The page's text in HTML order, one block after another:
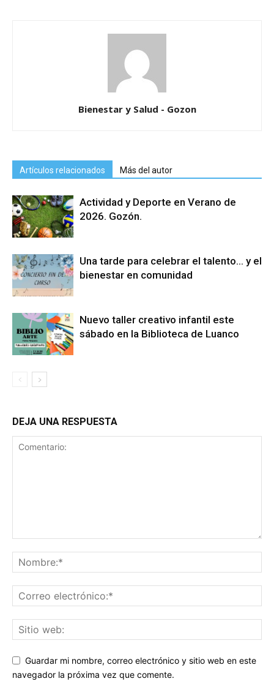
Bienestar y Salud - Gozon
Artículos relacionados Más del autor
Actividad y Deporte en Verano de
2026. Gozón.
Una tarde para celebrar el talento… y el
bienestar en comunidad
Nuevo taller creativo infantil este
sábado en la Biblioteca de Luanco
DEJA UNA RESPUESTA
Guardar mi nombre, correo electrónico y sitio web en este
navegador la próxima vez que comente.